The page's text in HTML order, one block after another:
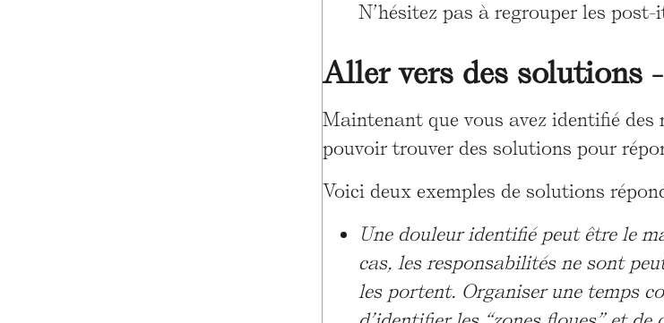
N’hésitez pas à regrouper les
Aller vers des solutions
Maintenant que vous avez identifié des
pouvoir trouver des solutions pour
Voici deux exemples de solutions
Une douleur identifié peut être le
cas, les responsabilités ne sont
les portent. Organiser une temps